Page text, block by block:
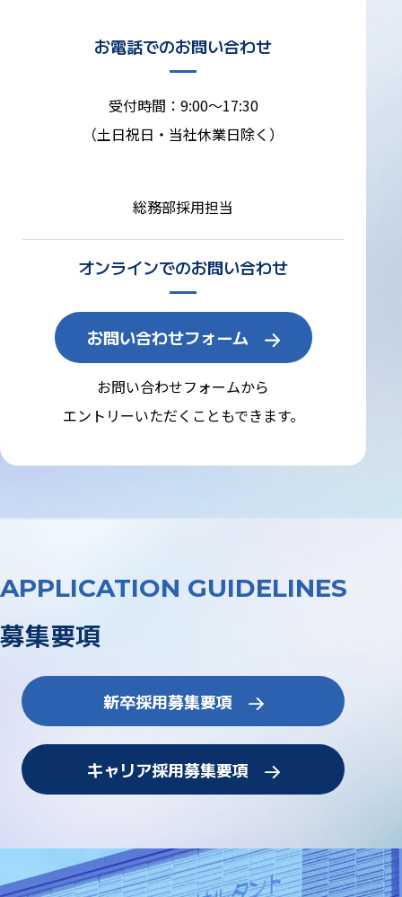
お電話でのお問い合わせ
受付時間：9:00～17:30
（土日祝日・当社休業日除く）
総務部採用担当
オンラインでのお問い合わせ
お問い合わせフォーム
お問い合わせフォームから
エントリーいただくこともできます。
APPLICATION GUIDELINES
募集要項
新卒採用募集要項
キャリア採用募集要項